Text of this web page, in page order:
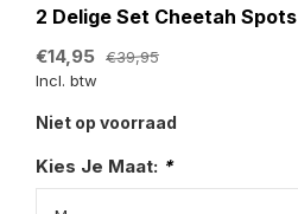
2 Delige Set Cheetah Spots
€14,95 €39,95
Incl. btw
Niet op voorraad
Kies Je Maat: *